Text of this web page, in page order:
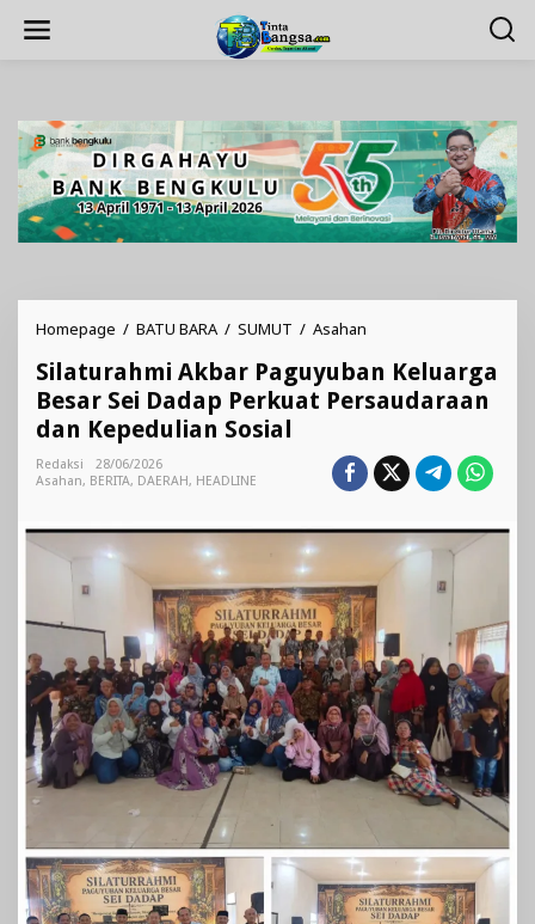
Homepage / BATU BARA / SUMUT / Asahan
Paguyuban
Keluarga
Besar
Dadap
Perkuat
Kepedulian
Sosial
Silaturahmi Akbar Paguyuban Keluarga
Besar Sei Dadap Perkuat Persaudaraan
dan Kepedulian Sosial
Redaksi
28/06/2026
Asahan, BERITA, DAERAH, HEADLINE